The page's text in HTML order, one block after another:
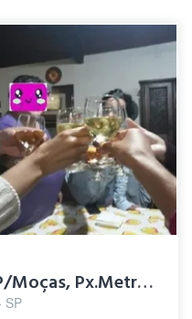
Alugo Quartos Ind. Só P/Moças, Px.Metrô Penha!
SP